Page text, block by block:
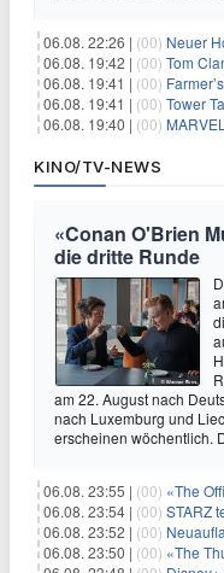
06.08. 22:26 | (00) Neuer
06.08. 19:42 | (00) Tom
06.08. 19:41 | (00)
06.08. 19:41 | (00) Tower Tactics
06.08. 19:40 | (00)
KINO/TV-NEWS
«Conan O'Brien
die dritte Runde
am 22. August nach
nach Luxemburg und
erscheinen wöchentlich.
06.08. 23:55 | (00) «The
06.08. 23:54 | (00) STARZ
06.08. 23:52 | (00)
06.08. 23:50 | (00) «The